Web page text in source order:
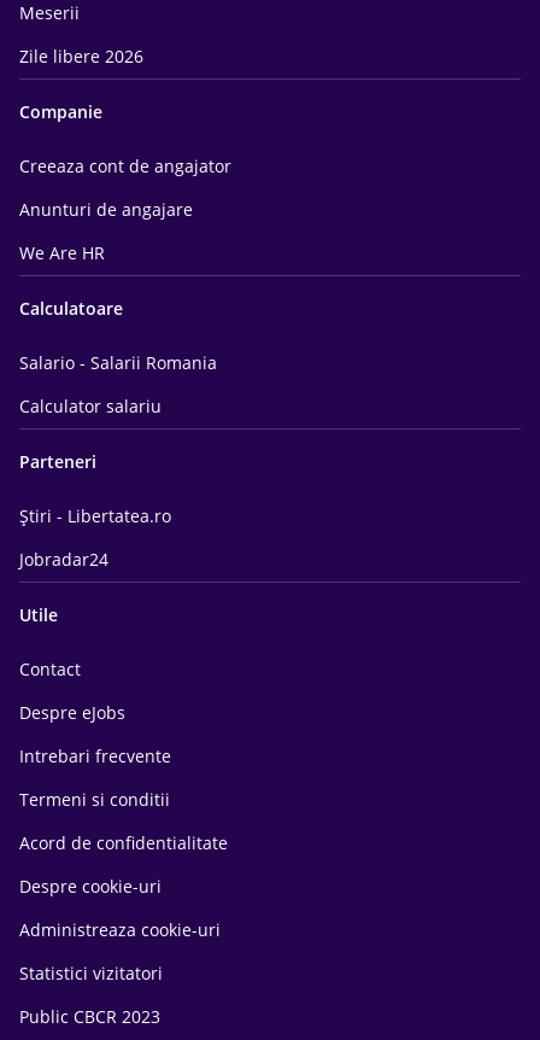
Meserii
Zile libere 2026
Companie
Creeaza cont de angajator
Anunturi de angajare
We Are HR
Calculatoare
Salario - Salarii Romania
Calculator salariu
Parteneri
Știri - Libertatea.ro
Jobradar24
Utile
Contact
Despre eJobs
Intrebari frecvente
Termeni si conditii
Acord de confidentialitate
Despre cookie-uri
Administreaza cookie-uri
Statistici vizitatori
Public CBCR 2023